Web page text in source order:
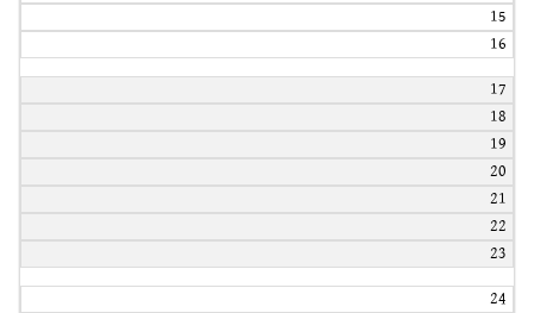
15
16
17
18
19
20
21
22
23
24